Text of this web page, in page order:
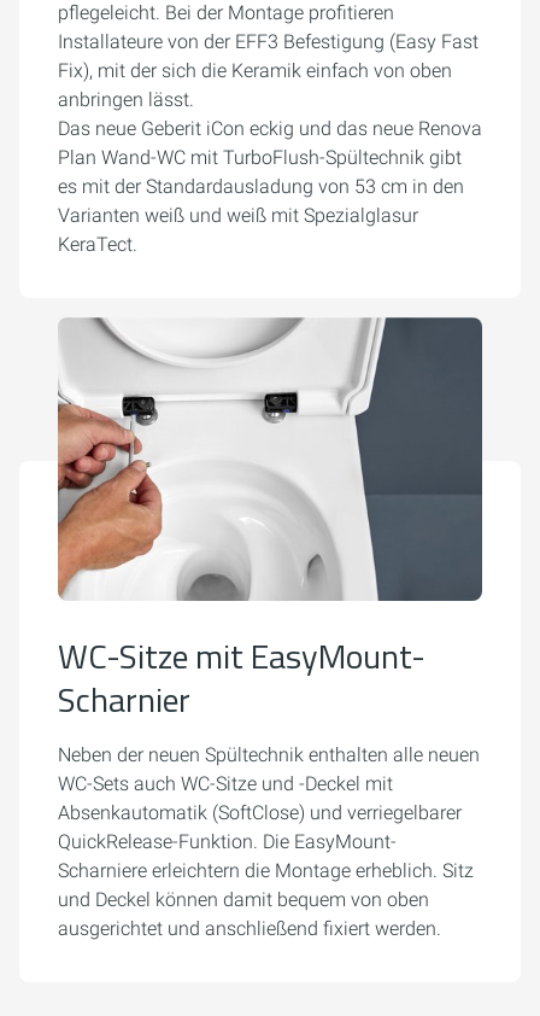
pflegeleicht. Bei der Montage profitieren
Installateure von der EFF3 Befestigung (Easy Fast
Fix), mit der sich die Keramik einfach von oben
anbringen lässt.
Das neue Geberit iCon eckig und das neue Renova
Plan Wand-WC mit TurboFlush-Spültechnik gibt
es mit der Standardausladung von 53 cm in den
Varianten weiß und weiß mit Spezialglasur
KeraTect.
WC-Sitze mit EasyMount-
Scharnier
Neben der neuen Spültechnik enthalten alle neuen
WC-Sets auch WC-Sitze und -Deckel mit
Absenkautomatik (SoftClose) und verriegelbarer
QuickRelease-Funktion. Die EasyMount-
Scharniere erleichtern die Montage erheblich. Sitz
und Deckel können damit bequem von oben
ausgerichtet und anschließend fixiert werden.